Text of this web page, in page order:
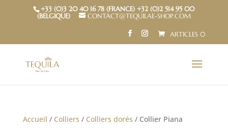
+33 (0)3 20 40 16 78 (FRANCE) +32 (0)2 514 95 00
(BELGIQUE)
CONTACT@TEQUILAE-SHOP.COM
ARTICLES 0
Accueil / Colliers / Colliers dorés / Collier Piana